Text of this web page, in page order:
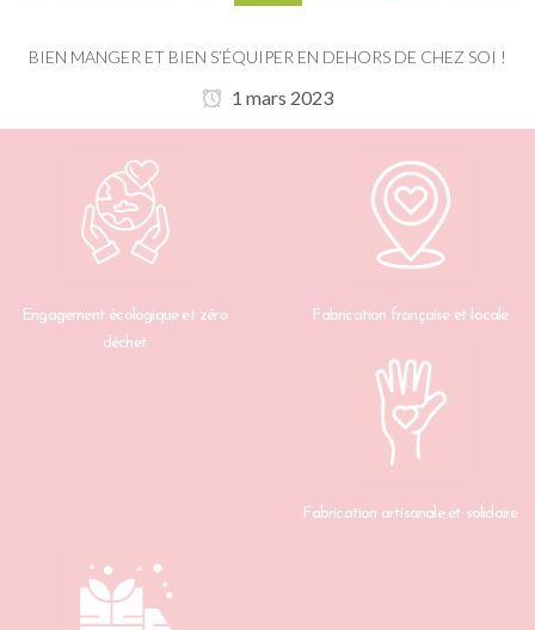
BIEN MANGER ET BIEN S’ÉQUIPER EN DEHORS DE CHEZ SOI !
1 mars 2023
Engagement écologique et zéro
déchet
Fabrication française et locale
Fabrication artisanale et solidaire